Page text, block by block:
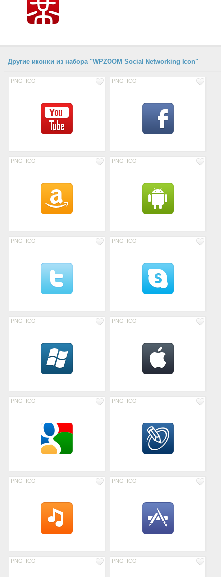
Другие иконки из набора "WPZOOM Social Networking Icon"
PNG ICO PNG ICO
PNG ICO PNG ICO
PNG ICO PNG ICO
PNG ICO PNG ICO
PNG ICO PNG ICO
PNG ICO PNG ICO
PNG ICO PNG ICO